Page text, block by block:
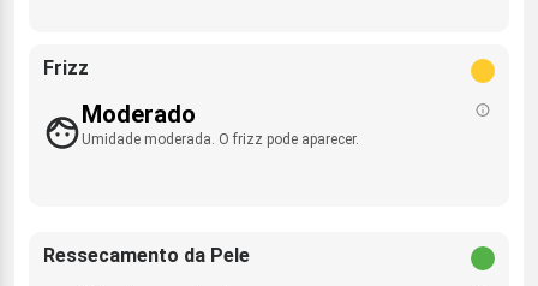
Frizz
Moderado
Umidade moderada. O frizz pode aparecer.
Ressecamento da Pele